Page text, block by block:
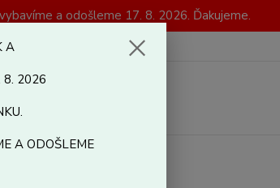
a odošleme 17. 8. 2026. Ďakujeme.
A
8. 2026
A ODOŠLEME